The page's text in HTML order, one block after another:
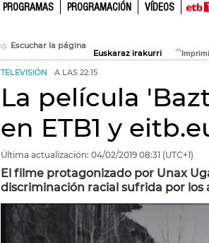
PROGRAMAS PROGRAMACIÓN VÍDEOS
Escuchar la página
Euskaraz irakurri
TELEVISIÓN A LAS 22:15
La película
en ETB1 y
Última actualización: 04/02/2019 08:31 (UTC+1)
El filme protagonizado por Unax
discriminación racial sufrida por los